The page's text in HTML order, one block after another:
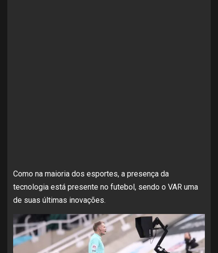
Como na maioria dos esportes, a presença da
tecnologia está presente no futebol, sendo o VAR uma
de suas últimas inovações.